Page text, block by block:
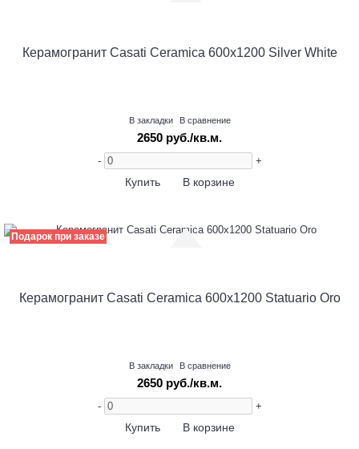
Керамогранит Casati Ceramica 600х1200 Silver White
В закладки В сравнение
2650 руб./кв.м.
- +
Купить В корзине
Подарок при заказе
Керамогранит Casati Ceramica 600х1200 Statuario Oro
В закладки В сравнение
2650 руб./кв.м.
- +
Купить В корзине